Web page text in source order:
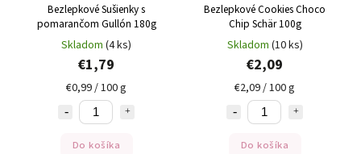
Bezlepkové Sušienky s
pomarančom Gullón 180g
Skladom (4 ks)
€1,79
€0,99 / 100 g
Do košíka
Bezlepkové Cookies Choco
Chip Schär 100g
Skladom (10 ks)
€2,09
€2,09 / 100 g
Do košíka